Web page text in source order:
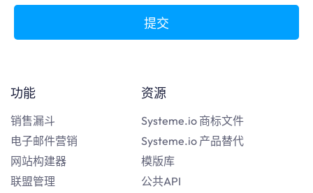
提交
功能
销售漏斗
电子邮件营销
网站构建器
联盟管理
资源
Systeme.io 商标文件
Systeme.io 产品替代
模版库
公共API